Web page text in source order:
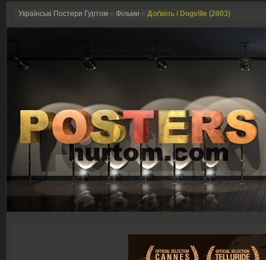
Українські Постери Гуртом » Фільми » Доґвіль / Dogville (2003)